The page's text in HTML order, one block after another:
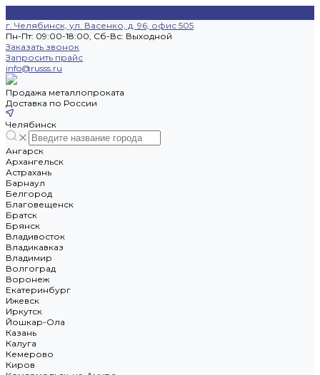
г. Челябинск, ул. Васенко, д. 96, офис 505
Пн-Пт: 09:00-18:00, Cб-Вс: Выходной
Заказать звонок
Запросить прайс
info@russs.ru
Продажа металлопроката
Доставка по России
Челябинск
Ангарск
Архангельск
Астрахань
Барнаул
Белгород
Благовещенск
Братск
Брянск
Владивосток
Владикавказ
Владимир
Волгоград
Воронеж
Екатеринбург
Ижевск
Иркутск
Йошкар-Ола
Казань
Калуга
Кемерово
Киров